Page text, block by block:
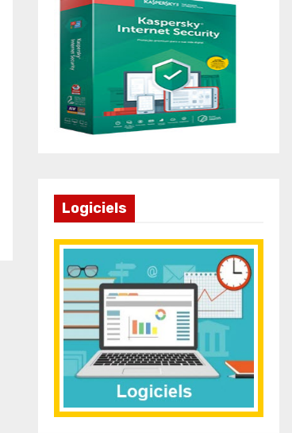
Logiciels